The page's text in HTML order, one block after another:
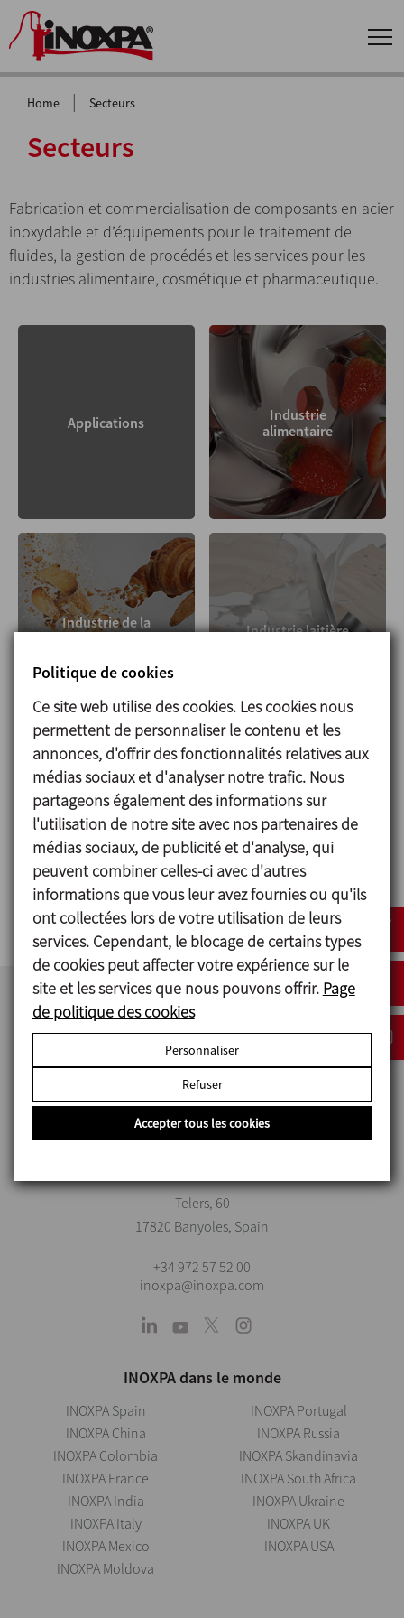
Home | Secteurs
Secteurs
Fabrication et commercialisation de composants en acier
inoxydable et d’équipements pour le traitement de
fluides, la gestion de procédés et les services pour les
industries alimentaire, cosmétique et pharmaceutique.
Applications
Industrie
alimentaire
Industrie de la
boulangerie
Industrie laitière
Industrie des
boissons
Industrie
cosmétique et
pharmaceutique
Telers, 60
17820 Banyoles, Spain
+34 972 57 52 00
inoxpa@inoxpa.com
INOXPA dans le monde
INOXPA Spain
INOXPA China
INOXPA Colombia
INOXPA France
INOXPA India
INOXPA Italy
INOXPA Mexico
INOXPA Moldova
INOXPA Portugal
INOXPA Russia
INOXPA Skandinavia
INOXPA South Africa
INOXPA Ukraine
INOXPA UK
INOXPA USA
Politique de cookies
Ce site web utilise des cookies. Les cookies nous
permettent de personnaliser le contenu et les
annonces, d'offrir des fonctionnalités relatives aux
médias sociaux et d'analyser notre trafic. Nous
partageons également des informations sur
l'utilisation de notre site avec nos partenaires de
médias sociaux, de publicité et d'analyse, qui
peuvent combiner celles-ci avec d'autres
informations que vous leur avez fournies ou qu'ils
ont collectées lors de votre utilisation de leurs
services. Cependant, le blocage de certains types
de cookies peut affecter votre expérience sur le
site et les services que nous pouvons offrir. Page
de politique des cookies
Personnaliser
Refuser
Accepter tous les cookies